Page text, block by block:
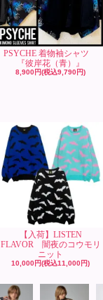
PSYCHE 着物袖シャツ
『彼岸花（青）』
8,900円(税込9,790円)
【入荷】LISTEN
FLAVOR 闇夜のコウモリ
ニット
10,000円(税込11,000円)